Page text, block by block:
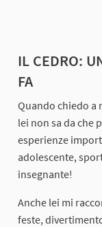
IL CEDRO:
FA
Quando chiedo a
lei non sa da che
esperienze
adolescente,
insegnante!
Anche lei mi
feste,